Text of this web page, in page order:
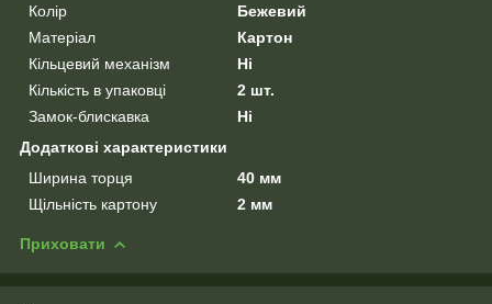
Колір
Бежевий
Матеріал
Картон
Кільцевий механізм
Ні
Кількість в упаковці
2 шт.
Замок-блискавка
Ні
Додаткові характеристики
Ширина торця
40 мм
Щільність картону
2 мм
Приховати